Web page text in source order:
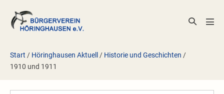
Inhalt
springen
Suche-
Start / Höringhausen Aktuell / Historie und Geschichten /
1910 und 1911